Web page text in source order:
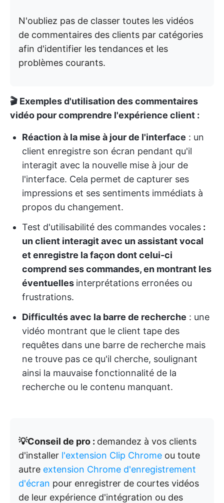
N'oubliez pas de classer toutes les vidéos
de commentaires des clients par catégories
afin d'identifier les tendances et les
problèmes courants.
🎬 Exemples d'utilisation des commentaires
vidéo pour comprendre l'expérience client :
Réaction à la mise à jour de l'interface : un
client enregistre son écran pendant qu'il
interagit avec la nouvelle mise à jour de
l'interface. Cela permet de capturer ses
impressions et ses sentiments immédiats à
propos du changement.
Test d'utilisabilité des commandes vocales :
un client interagit avec un assistant vocal
et enregistre la façon dont celui-ci
comprend ses commandes, en montrant les
éventuelles interprétations erronées ou
frustrations.
Difficultés avec la barre de recherche : une
vidéo montrant que le client tape des
requêtes dans une barre de recherche mais
ne trouve pas ce qu'il cherche, soulignant
ainsi la mauvaise fonctionnalité de la
recherche ou le contenu manquant.
💡Conseil de pro : demandez à vos clients
d'installer l'extension Clip Chrome ou toute
autre extension Chrome d'enregistrement
d'écran pour enregistrer de courtes vidéos
de leur expérience d'intégration ou des